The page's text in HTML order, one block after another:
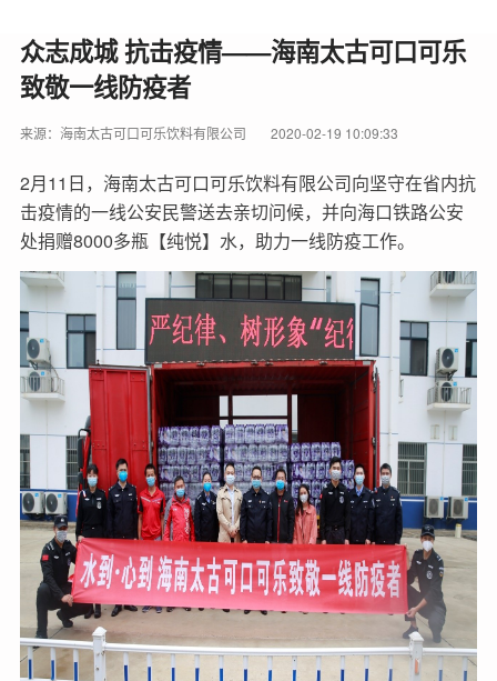
众志成城 抗击疫情——海南太古可口可乐
致敬一线防疫者
来源：海南太古可口可乐饮料有限公司 2020-02-19 10:09:33
2月11日，海南太古可口可乐饮料有限公司向坚守在省内抗
击疫情的一线公安民警送去亲切问候，并向海口铁路公安
处捐赠8000多瓶【纯悦】水，助力一线防疫工作。